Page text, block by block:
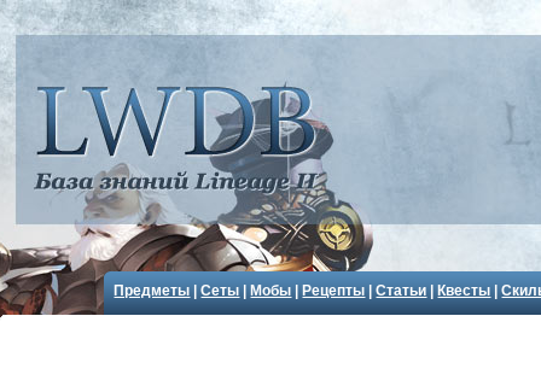
Предметы |Сеты Мобы Рецепты |Статьи Квесты |